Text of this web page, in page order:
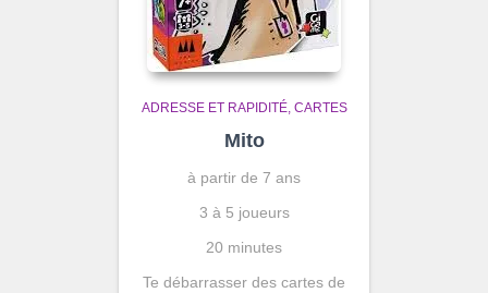
ADRESSE ET RAPIDITÉ CARTES
Mito
à partir de 7 ans
3 à 5 joueurs
20 minutes
Te débarrasser des cartes de